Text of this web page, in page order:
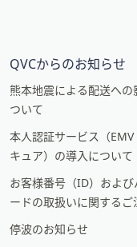
QVCからのお知らせ
熊本地震による配送への
ついて
本人認証サービス（EMV
キュア）の導入について
お客様番号（ID）および
ードの取扱いに関するご
停波のお知らせ